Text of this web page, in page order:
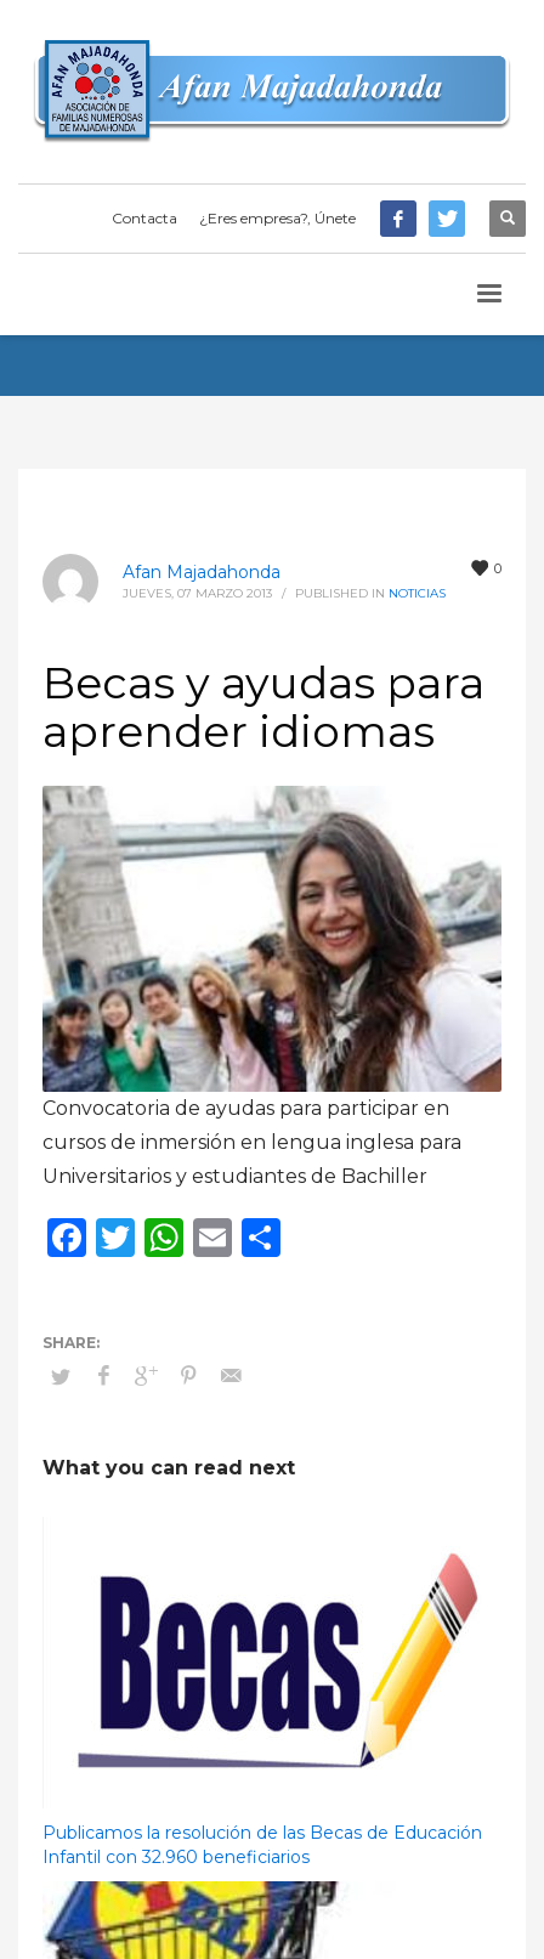
Contacta ¿Eres empresa?, Únete
0
Afan Majadahonda
JUEVES, 07 MARZO 2013 / PUBLISHED IN NOTICIAS
Becas y ayudas para
aprender idiomas
Convocatoria de ayudas para participar en
cursos de inmersión en lengua inglesa para
Universitarios y estudiantes de Bachiller
Facebook
Twitter
WhatsApp
Email
What you can read next
Publicamos la resolución de las Becas de Educación
Infantil con 32.960 beneficiarios